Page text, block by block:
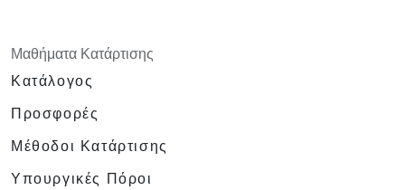
Μαθήματα Κατάρτισης
Κατάλογος
Προσφορές
Μέθοδοι Κατάρτισης
Υπουργικές Πόροι